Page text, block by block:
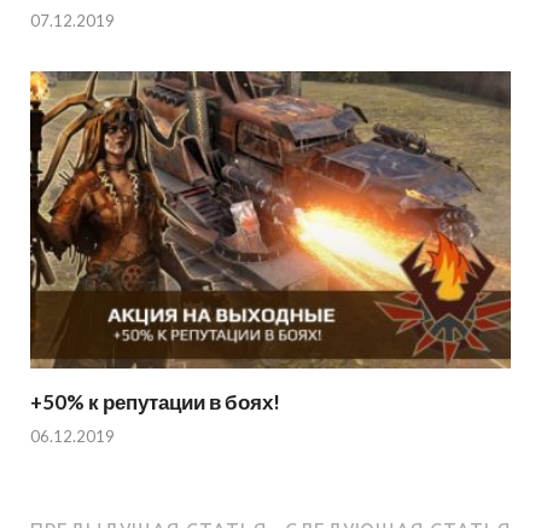
07.12.2019
+50% к репутации в боях!
06.12.2019